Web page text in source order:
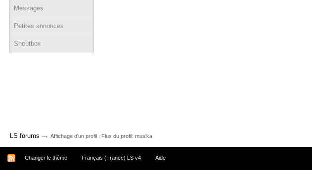
Messages
Petites annonces
Shoutbox
LS forums → Affichage d'un profil : Flux du profil: musika
Changer le thème Français (France) LS v4 Aide